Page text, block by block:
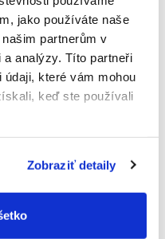
jako používáte naše
partnerům v
analýzy. Títo partneři
které vám mohou
keď ste používali
Zobraziť detaily
Christophom Hayom